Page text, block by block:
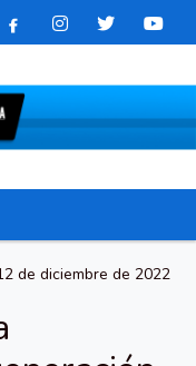
de diciembre de 2022